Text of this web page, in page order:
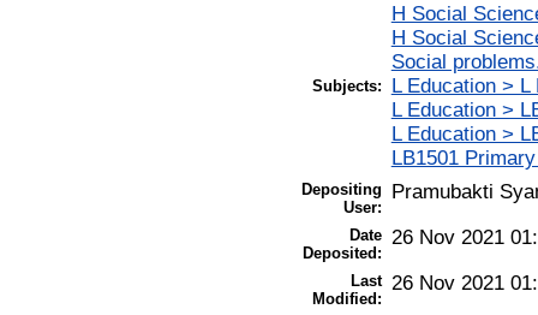
Subjects:
H Social
H Social
Social
L Education >
L Education >
L Education >
LB1501
Depositing
User:
Pramubakti
Date
Deposited:
26 Nov 2021
Last
Modified:
26 Nov 2021